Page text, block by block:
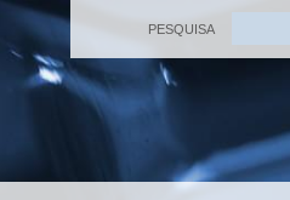
PESQUISA